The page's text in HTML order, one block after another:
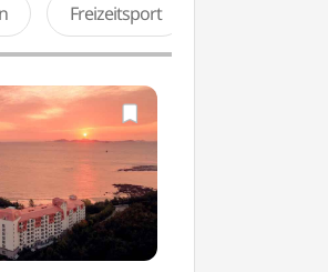
Freizeitsport